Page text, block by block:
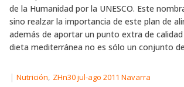
de la Humanidad por la UNESCO. Este
sino realzar la importancia de este plan de
además de aportar un punto extra de
dieta mediterránea no es sólo un conjunto
| Nutrición, ZHn30 jul-ago 2011 Navarra